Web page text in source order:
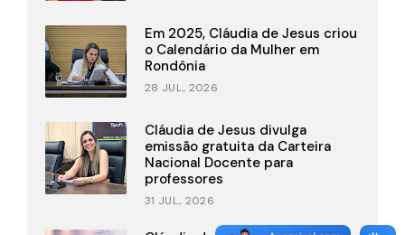
Em 2025, Cláudia de Jesus criou
o Calendário da Mulher em
Rondônia
28 JUL., 2026
Cláudia de Jesus divulga
emissão gratuita da Carteira
Nacional Docente para
professores
31 JUL., 2026